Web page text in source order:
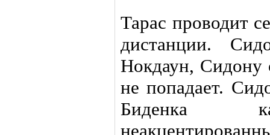
Тарас проводит
дистанции.
Нокдаун, Сидону
не попадает.
Биденка